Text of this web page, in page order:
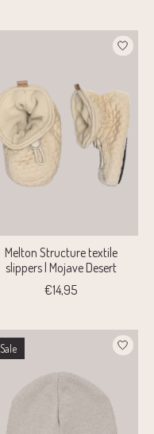
Melton Structure textile
slippers | Mojave Desert
€14,95
Sale